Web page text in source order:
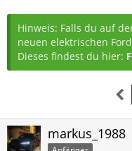
Hinweis: Falls du auf
neuen elektrischen
Dieses findest du hier:
markus_1988